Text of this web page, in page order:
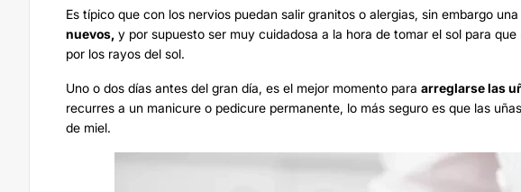
Es típico que con los nervios puedan salir granitos o alergias, sin embargo
nuevos, y por supuesto ser muy cuidadosa a la hora de tomar el sol para
por los rayos del sol.
Uno o dos días antes del gran día, es el mejor momento para arreglarse las
recurres a un manicure o pedicure permanente, lo más seguro es que las
de miel.